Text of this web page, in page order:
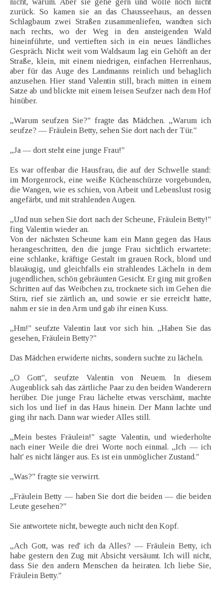
nicht, warum. Aber sie gehe gern und wolle noch nicht
zurück. So kamen sie an das Chausseehaus, an dessen
Schlagbaum zwei Straßen zusammenliefen, wandten sich
nach rechts, wo der Weg in den ansteigenden Wald
hineinführte, und vertieften sich in ein neues ländliches
Gespräch. Nicht weit vom Waldsaum lag ein Gehöft an der
Straße, klein, mit einem niedrigen, einfachen Herrenhaus,
aber für das Auge des Landmanns reinlich und behaglich
anzusehen. Hier stand Valentin still, brach mitten in einem
Satze ab und blickte mit einem leisen Seufzer nach dem Hof
hinüber.
„Warum seufzen Sie?" fragte das Mädchen. „Warum ich
seufze? — Fräulein Betty, sehen Sie dort nach der Tür."
„Ja — dort steht eine junge Frau!"
Es war offenbar die Hausfrau, die auf der Schwelle stand;
im Morgenrock, eine weiße Küchenschürze vorgebunden,
die Wangen, wie es schien, von Arbeit und Lebenslust rosig
angefärbt, und mit strahlenden Augen.
„Und nun sehen Sie dort nach der Scheune, Fräulein Betty!"
fing Valentin wieder an.
Von der nächsten Scheune kam ein Mann gegen das Haus
herangeschritten, den die junge Frau sichtlich erwartete;
eine schlanke, kräftige Gestalt im grauen Rock, blond und
blauäugig, und gleichfalls ein strahlendes Lächeln in dem
jugendlichen, schön gebräunten Gesicht. Er ging mit großen
Schritten auf das Weibchen zu, trocknete sich im Gehen die
Stirn, rief sie zärtlich an, und sowie er sie erreicht hatte,
nahm er sie in den Arm und gab ihr einen Kuss.
„Hm!" seufzte Valentin laut vor sich hin. „Haben Sie das
gesehen, Fräulein Betty?"
Das Mädchen erwiderte nichts, sondern suchte zu lächeln.
„O Gott", seufzte Valentin von Neuem. In diesem
Augenblick sah das zärtliche Paar zu den beiden Wanderern
herüber. Die junge Frau lächelte etwas verschämt, machte
sich los und lief in das Haus hinein. Der Mann lachte und
ging ihr nach. Dann war wieder Alles still.
„Mein bestes Fräulein!" sagte Valentin, und wiederholte
nach einer Weile die drei Worte noch einmal. „Ich — ich
halt' es nicht länger aus. Es ist ein unmöglicher Zustand."
„Was?" fragte sie verwirrt.
„Fräulein Betty — haben Sie dort die beiden — die beiden
Leute gesehen?"
Sie antwortete nicht, bewegte auch nicht den Kopf.
„Ach Gott, was red' ich da Alles? — Fräulein Betty, ich
habe gestern den Zug mit Absicht versäumt. Ich will nicht,
dass Sie den andern Menschen da heiraten. Ich liebe Sie,
Fräulein Betty."